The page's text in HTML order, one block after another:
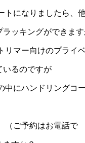
トになりましたら、
ッキングができます
マー向けのプライ
いるのですが
中にハンドリングコ
ご予約はお電話で